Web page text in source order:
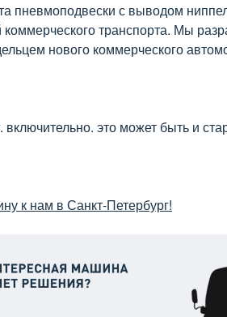
пневмоподвески с выводом
транспорта. Мы
нового коммерческого
это может быть и
к нам в Санкт-Петербург!